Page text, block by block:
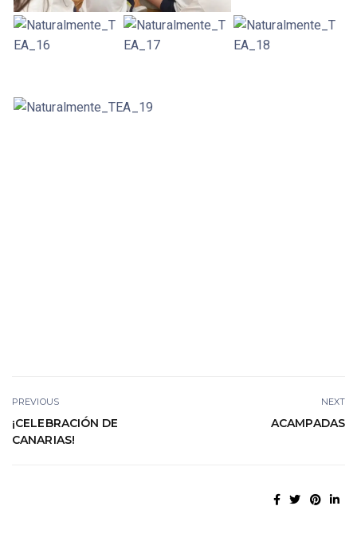
PREVIOUS
¡CELEBRACIÓN DE
CANARIAS!
NEXT
ACAMPADAS